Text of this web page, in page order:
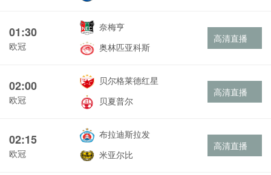
01:30
欧冠
奈梅亨
奥林匹亚科斯
高清直播
02:00
欧冠
贝尔格莱德红星
贝夏普尔
高清直播
02:15
欧冠
布拉迪斯拉发
米亚尔比
高清直播